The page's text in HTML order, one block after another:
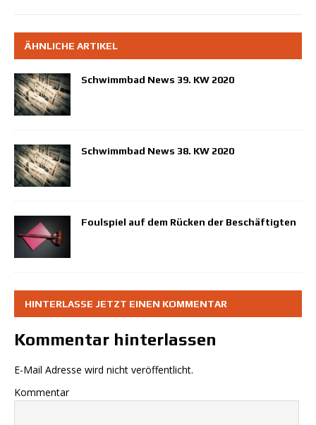
ÄHNLICHE ARTIKEL
Schwimmbad News 39. KW 2020
Schwimmbad News 38. KW 2020
Foulspiel auf dem Rücken der Beschäftigten
HINTERLASSE JETZT EINEN KOMMENTAR
Kommentar hinterlassen
E-Mail Adresse wird nicht veröffentlicht.
Kommentar